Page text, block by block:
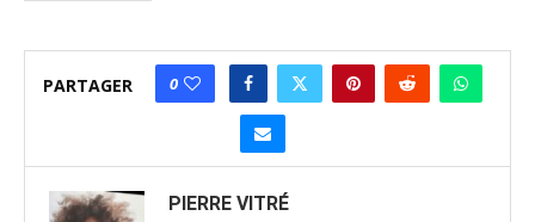
PARTAGER 0
PIERRE VITRÉ